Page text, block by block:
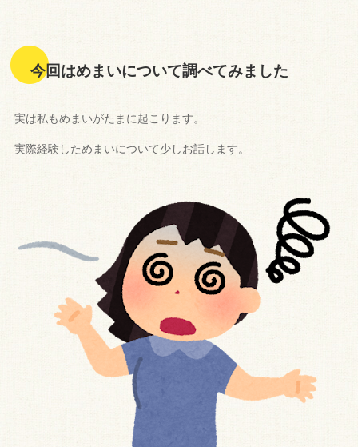
今回はめまいについて調べてみました
実は私もめまいがたまに起こります。
実際経験しためまいについて少しお話します。